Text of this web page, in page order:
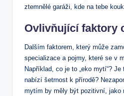
ztemnělé garáži, kde na tebe
Ovlivňující faktory
Dalším faktorem, který může
specializace a pojmy, které se v
Například, co je to „eko mytí“?
nabízí šetrnost k přírodě?
mytím by měly být pozitivní, jako